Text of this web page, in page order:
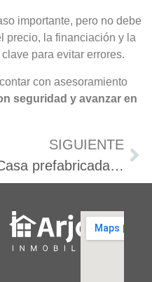
importante, pero no debe
precio, la financiación y la
para evitar errores.
con asesoramiento
seguridad y avanzar en
SIGUIENTE
Casa prefabricada Lucena: La opción ideal para tu nuevo hogar